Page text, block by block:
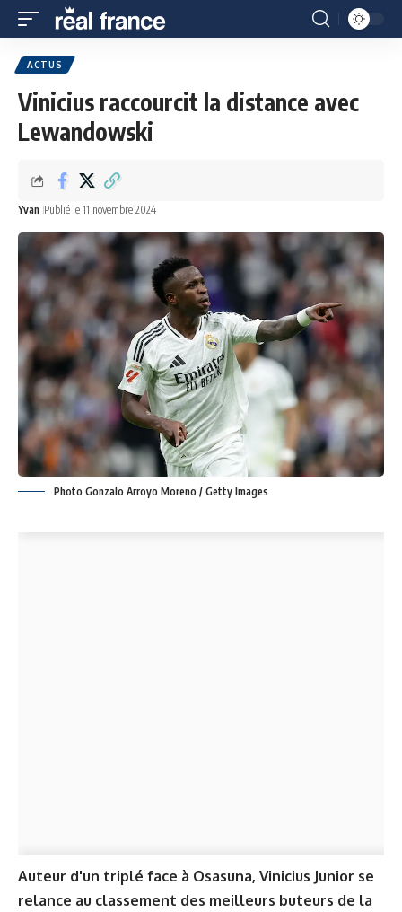
ACTUS
Vinicius raccourcit la distance avec
Lewandowski
Yvan Publié le 11 novembre 2024
Photo Gonzalo Arroyo Moreno / Getty Images
Auteur d'un triplé face à Osasuna, Vinicius Junior se
relance au classement des meilleurs buteurs de la